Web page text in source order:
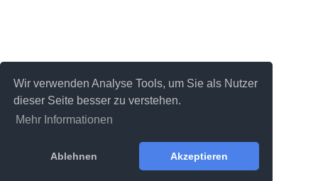
Wir verwenden Analyse Tools, um Sie als Nutzer
dieser Seite besser zu verstehen.
Mehr Informationen
Ablehnen Akzeptieren